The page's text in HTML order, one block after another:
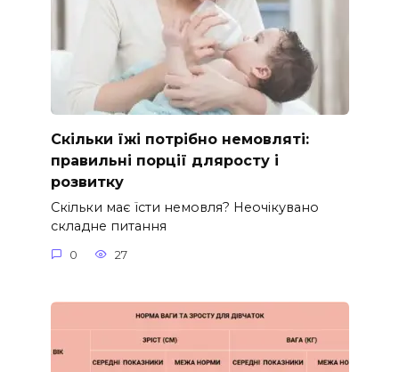
Скільки їжі потрібно немовляті:
правильні порції дляросту і
розвитку
Скільки має їсти немовля? Неочікувано
складне питання
0 27